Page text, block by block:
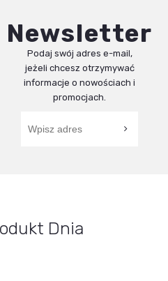
Newsletter
Podaj swój adres e-mail,
jeżeli chcesz otrzymywać
informacje o nowościach i
promocjach.
Dnia